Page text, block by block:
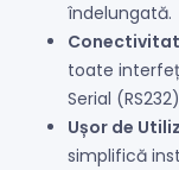
îndelungată.
toate
Serial
Ușor de
simplifică